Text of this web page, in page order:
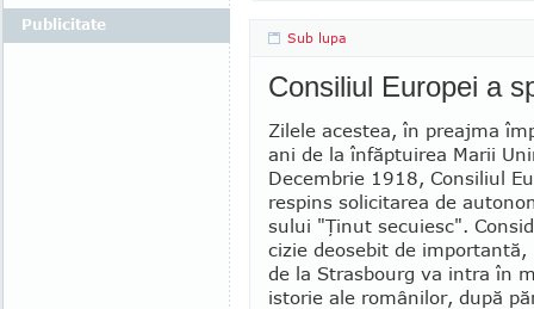
Sub lupa
Consiliul Europei a
Zilele acestea, în preajma
ani de la înfăptuirea Marii
Decembrie 1918, Con­si­liul
respins solicitarea de
sului "Ţinut secuiesc".
cizie deosebit de importantă,
de la Strasbourg va intra în
istorie ale românilor, după
Publicitate